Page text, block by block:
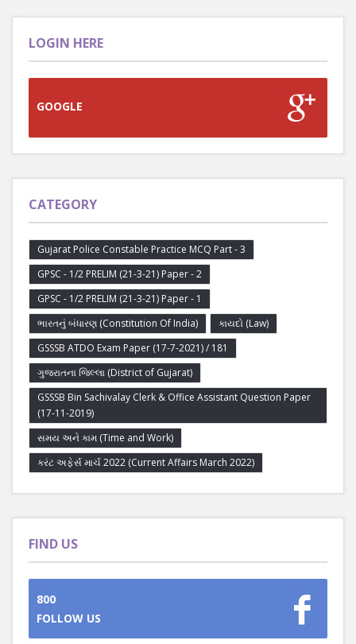
LOGIN HERE
GOOGLE
CATEGORY
Gujarat Police Constable Practice MCQ Part - 3
GPSC - 1/2 PRELIM (21-3-21) Paper - 2
GPSC - 1/2 PRELIM (21-3-21) Paper - 1
ભારતનું બંધારણ (Constitution Of India)
કાયદો (Law)
GSSSB ATDO Exam Paper (17-7-2021) / 181
ગુજરાતના જિલ્લા (District of Gujarat)
GSSSB Bin Sachivalay Clerk & Office Assistant Question Paper
(17-11-2019)
સમય અને કામ (Time and Work)
કરંટ અફેર્સ માર્ચ 2022 (Current Affairs March 2022)
FIND US
800
FOLLOW US